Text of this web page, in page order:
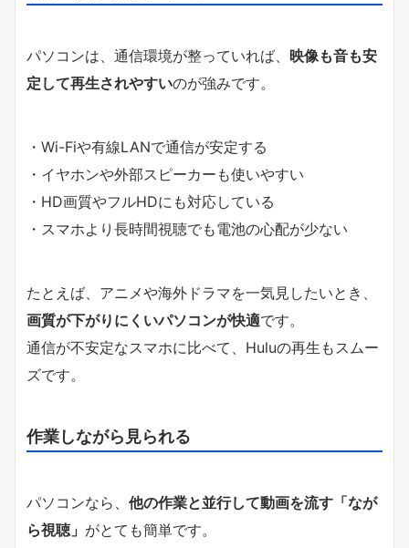
パソコンは、通信環境が整っていれば、 映像も音も安
定して再生されやすいのが強みです。
・Wi-Fiや有線LANで通信が安定する
・イヤホンや外部スピーカーも使いやすい
・HD画質やフルHDにも対応している
・スマホより長時間視聴でも電池の心配が少ない
たとえば、アニメや海外ドラマを一気見したいとき、
画質が下がりにくいパソコンが快適です。
通信が不安定なスマホに比べて、Huluの再生もスムー
ズです。
作業しながら見られる
パソコンなら、 他の作業と並行して動画を流す「なが
ら視聴」 がとても簡単です。